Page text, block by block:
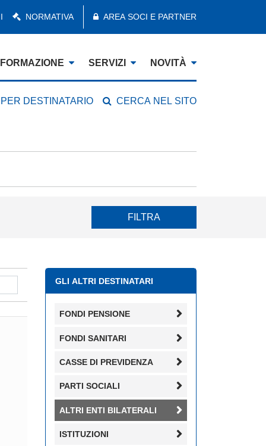
NORMATIVA AREA SOCI E PARTNER
FORMAZIONE SERVIZI NOVITÀ
DESTINATARIO CERCA NEL SITO
FILTRA
GLI ALTRI DESTINATARI
FONDI PENSIONE
FONDI SANITARI
CASSE DI PREVIDENZA
PARTI SOCIALI
ALTRI ENTI BILATERALI
ISTITUZIONI